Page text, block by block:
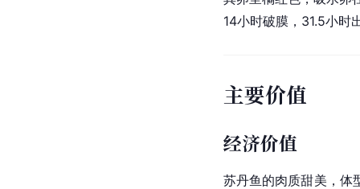
14小时破膜，31.5小时
主要价值
经济价值
苏丹鱼的肉质甜美，体